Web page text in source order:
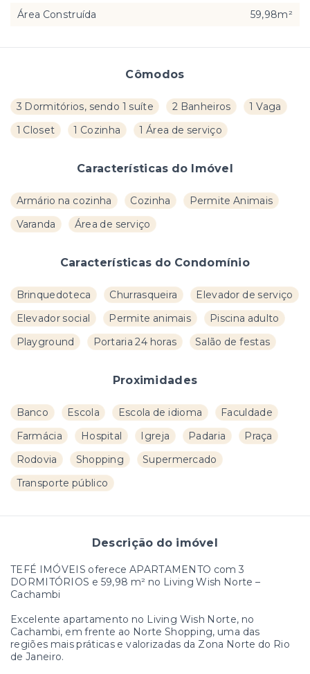
Cômodos
3 Dormitórios, sendo 1 suíte 2 Banheiros
1 Vaga
1 Closet
1 Cozinha 1 Área de serviço
Características do Imóvel
Armário na cozinha Cozinha
Permite Animais
Varanda
Área de serviço
Características do Condomínio
Brinquedoteca Churrasqueira
Elevador de serviço
Elevador social
Permite animais
Piscina adulto
Playground
Portaria 24 horas Salão de festas
Proximidades
Banco Escola Escola de idioma
Faculdade
Farmácia
Hospital Igreja Padaria
Praça
Rodovia
Shopping
Supermercado
Transporte público
Descrição do imóvel
TEFÉ IMÓVEIS oferece APARTAMENTO com 3
DORMITÓRIOS e 59,98 m² no Living Wish Norte –
Cachambi
Excelente apartamento no Living Wish Norte, no
Cachambi, em frente ao Norte Shopping, uma das
regiões mais práticas e valorizadas da Zona Norte do Rio
de Janeiro.
Área Construída
59,98m²